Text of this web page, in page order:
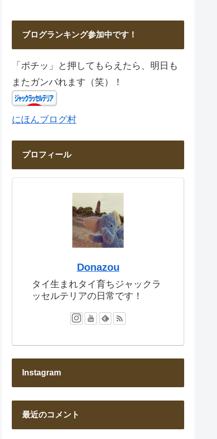
ブログランキング参加中です！
「ポチッ」と押してもらえたら、明日も
またガンバれます（笑）！
にほんブログ村
プロフィール
Donazou
タイ生まれタイ育ちジャックラ
ッセルテリアの日常です！
Instagram
最近のコメント